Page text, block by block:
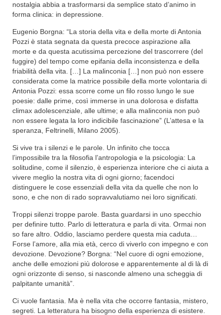
nostalgia abbia a trasformarsi da semplice stato d’animo in
forma clinica: in depressione.
Eugenio Borgna: “La storia della vita e della morte di Antonia
Pozzi è stata segnata da questa precoce aspirazione alla
morte e da questa acutissima percezione del trascorrere (del
fuggire) del tempo come epifania della inconsistenza e della
friabilità della vita. […] La malinconia […] non può non essere
considerata come la matrice possibile della morte volontaria di
Antonia Pozzi: essa scorre come un filo rosso lungo le sue
poesie: dalle prime, così immerse in una dolorosa e disfatta
climax adolescenziale, alle ultime; e alla malinconia non può
non essere legata la loro indicibile fascinazione” (L’attesa e la
speranza, Feltrinelli, Milano 2005).
Si vive tra i silenzi e le parole. Un infinito che tocca
l’impossibile tra la filosofia l’antropologia e la psicologia: La
solitudine, come il silenzio, è esperienza interiore che ci aiuta a
vivere meglio la nostra vita di ogni giorno; facendoci
distinguere le cose essenziali della vita da quelle che non lo
sono, e che non di rado sopravvalutiamo nei loro significati.
Troppi silenzi troppe parole. Basta guardarsi in uno specchio
per definire tutto. Parlo di letteratura e parla di vita. Ormai non
so fare altro. Oddio, lasciamo perdere questa mia caduta…
Forse l’amore, alla mia età, cerco di viverlo con impegno e con
devozione. Devozione? Borgna: “Nel cuore di ogni emozione,
anche delle emozioni più dolorose e apparentemente al di là di
ogni orizzonte di senso, si nasconde almeno una scheggia di
palpitante umanità”.
Ci vuole fantasia. Ma è nella vita che occorre fantasia, mistero,
segreti. La letteratura ha bisogno della esperienza di esistere.